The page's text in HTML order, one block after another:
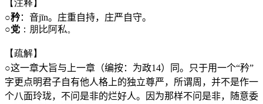
【注释】
○矜：音jīn。庄重自持，庄严自守。
○党 ：朋比阿私。
【疏解】
○这一章大旨与上一章（编按：为政14）同。只于用一个“矜”
字更点明君子自有他人格上的独立尊严，所谓周，并不是作一
个八面玲珑，不问是非的烂好人。因为那样不问是非，随意委